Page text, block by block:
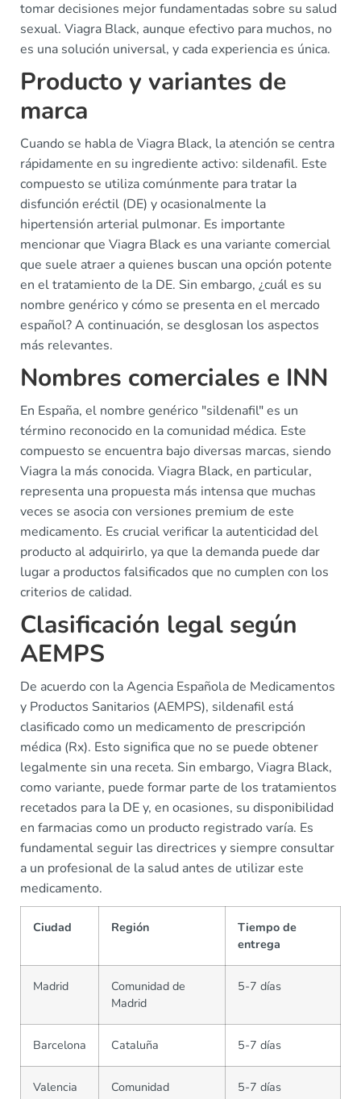
tomar decisiones mejor fundamentadas sobre su salud
sexual. Viagra Black, aunque efectivo para muchos, no
es una solución universal, y cada experiencia es única.
Producto y variantes de
marca
Cuando se habla de Viagra Black, la atención se centra
rápidamente en su ingrediente activo: sildenafil. Este
compuesto se utiliza comúnmente para tratar la
disfunción eréctil (DE) y ocasionalmente la
hipertensión arterial pulmonar. Es importante
mencionar que Viagra Black es una variante comercial
que suele atraer a quienes buscan una opción potente
en el tratamiento de la DE. Sin embargo, ¿cuál es su
nombre genérico y cómo se presenta en el mercado
español? A continuación, se desglosan los aspectos
más relevantes.
Nombres comerciales e INN
En España, el nombre genérico "sildenafil" es un
término reconocido en la comunidad médica. Este
compuesto se encuentra bajo diversas marcas, siendo
Viagra la más conocida. Viagra Black, en particular,
representa una propuesta más intensa que muchas
veces se asocia con versiones premium de este
medicamento. Es crucial verificar la autenticidad del
producto al adquirirlo, ya que la demanda puede dar
lugar a productos falsificados que no cumplen con los
criterios de calidad.
Clasificación legal según
AEMPS
De acuerdo con la Agencia Española de Medicamentos
y Productos Sanitarios (AEMPS), sildenafil está
clasificado como un medicamento de prescripción
médica (Rx). Esto significa que no se puede obtener
legalmente sin una receta. Sin embargo, Viagra Black,
como variante, puede formar parte de los tratamientos
recetados para la DE y, en ocasiones, su disponibilidad
en farmacias como un producto registrado varía. Es
fundamental seguir las directrices y siempre consultar
a un profesional de la salud antes de utilizar este
medicamento.
Ciudad Región
Tiempo de
entrega
Madrid
Comunidad de
Madrid
5-7 días
Barcelona Cataluña 5-7 días
Valencia
Comunidad
5-7 días